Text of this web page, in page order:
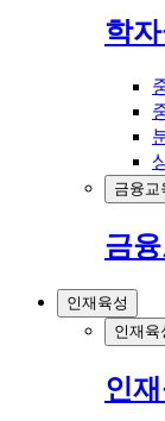
학
금융교
금
인재육성
인재육
인